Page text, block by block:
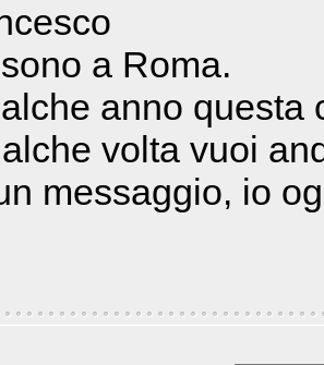
a Roma.
anno questa
volta vuoi
messaggio, io